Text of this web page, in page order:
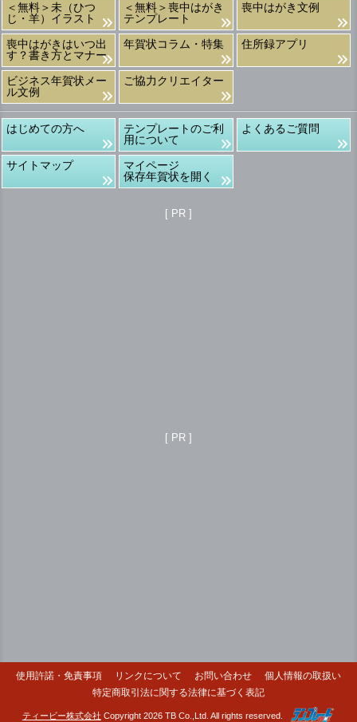
＜無料＞未（ひつ
じ・羊）イラスト
＜無料＞喪中はがき
テンプレート
喪中はがき文例
喪中はがきはいつ出
す？書き方とマナー
年賀状コラム・特集 住所録アプリ
ビジネス年賀状メー
ル文例
ご協力クリエイター
はじめての方へ
テンプレートのご利
用について
よくあるご質問
サイトマップ
マイページ
保存年賀状を開く
[ PR ]
[ PR ]
使用許諾・免責事項 リンクについて お問い合わせ
個人情報の取扱い
特定商取引法に関する法律に基づく表記
ティービー株式会社 Copyright 2026 TB Co.,Ltd. All rights reserved.